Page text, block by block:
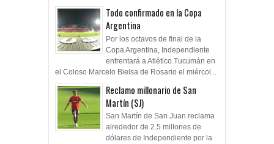
Todo confirmado en la Copa
Argentina
Por los octavos de final de la
Copa Argentina, Independiente
enfrentará a Atlético Tucumán en
el Coloso Marcelo Bielsa de Rosario el miércol...
Reclamo millonario de San
Martín (SJ)
San Martín de San Juan reclama
alrededor de 2.5 millones de
dólares de Independiente por la